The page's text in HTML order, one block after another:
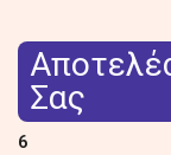
Σας
6